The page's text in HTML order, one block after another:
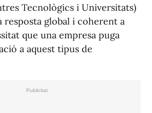
Tecnològics i Universitats)
resposta global i coherent a
que una empresa puga
a aquest tipus de